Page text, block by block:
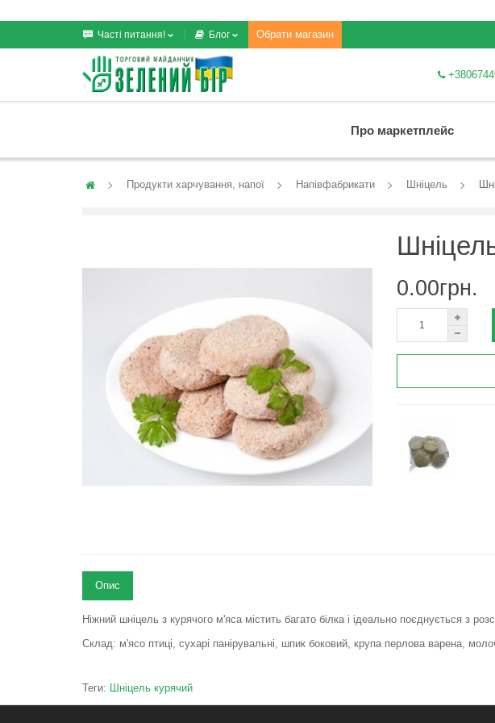
Часті питання! Блог Обрати магазин
Про маркетплейс
Продукти харчування, напої Напівфабрикати Шніцель
0.00грн.
Опис
Ніжний шніцель з курячого м'яса містить багато білка і ідеально поєднується з
Склад: м'ясо птиці, сухарі панірувальні, шпик боковий, крупа перлова варена,
Теги: Шніцель курячий